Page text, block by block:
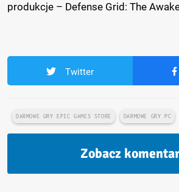
produkcje – Defense Grid: The
Twitter
DARMOWE GRY EPIC GAMES STORE DARMOWE GRY PC
Zobacz